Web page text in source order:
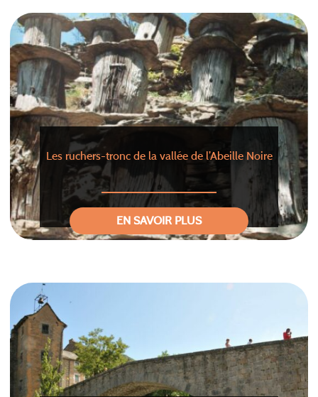
Les ruchers-tronc de la vallée de l’Abeille Noire
EN SAVOIR PLUS